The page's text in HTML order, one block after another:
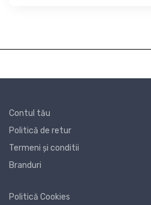
Contul tău
Politică de retur
Termeni și conditii
Branduri
Politică Cookies